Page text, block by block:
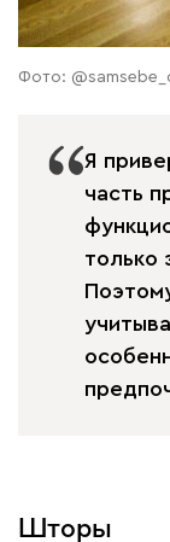
Фото:
Я
часть
только
Шторы